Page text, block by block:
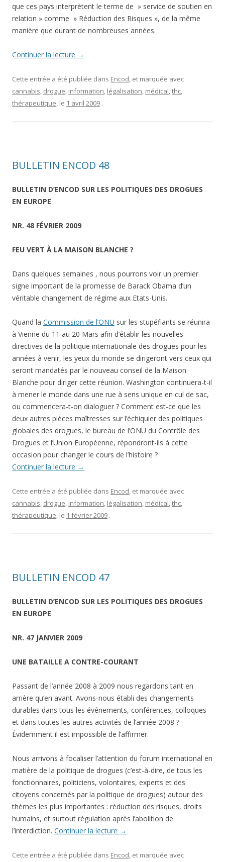
que ces pays interprètent le terme de » service de soutien en
relation » comme » Réduction des Risques », de la même
manière que durant de nombreuses années.
Continuer la lecture →
Cette entrée a été publiée dans Encod, et marquée avec
cannabis, drogue, information, légalisation, médical,thc,
thérapeutique, le 1 avril 2009 .
BULLETIN ENCOD 48
BULLETIN D’ENCOD SUR LES POLITIQUES DES DROGUES
EN EUROPE
NR. 48 FÉVRIER 2009
FEU VERT À LA MAISON BLANCHE ?
Dans quelques semaines , nous pourrons voir un premier
signe important de la promesse de Barack Obama d’un
véritable changement de régime aux Etats-Unis.
Quand la Commission de l’ONU sur les stupéfiants se réunira
à Vienne du 11 au 20 Mars afin d’établir les nouvelles
directives de la politique internationale des drogues pour les
années à venir, les yeux du monde se dirigeront vers ceux qui
seront mandatés par le nouveau conseil de la Maison
Blanche pour diriger cette réunion. Washington continuera-t-il
à mener le monde dans une rue à sens unique en cul de sac,
ou commencera-t-on dialoguer ? Comment est-ce que les
deux autres pièces maîtresses sur l’échiquier des politiques
globales des drogues, le bureau de l’ONU du Contrôle des
Drogues et l’Union Européenne, répondront-ils à cette
occasion pour changer le cours de l’histoire ?
Continuer la lecture →
Cette entrée a été publiée dans Encod, et marquée avec
cannabis, drogue, information, légalisation, médical,thc,
thérapeutique, le 1 février 2009 .
BULLETIN ENCOD 47
BULLETIN D’ENCOD SUR LES POLITIQUES DES DROGUES
EN EUROPE
NR. 47 JANVIER 2009
UNE BATAILLE A CONTRE-COURANT
Passant de l’année 2008 à 2009 nous regardons tant en
arrière qu’en avant. Avons-nous établi des changements
durables dans tous les événements, conférences, colloques
et dans toutes les autres activités de l’année 2008 ?
Évidemment il est impossible de l’affirmer.
Nous arrivons à focaliser l’attention du forum international en
matière de la politique de drogues (c’est-à-dire, de tous les
fonctionnaires, politiciens, volontaires, experts et des
citoyens concernés par la politique de drogues) autour des
thèmes les plus importantes : réduction des risques, droits
humains, et surtout régulation après l’abolition de
l’interdiction. Continuer la lecture →
Cette entrée a été publiée dans Encod, et marquée avec